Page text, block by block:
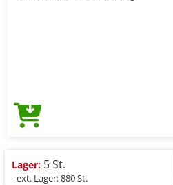
Lager: 5 St.
- ext. Lager: 880 St.